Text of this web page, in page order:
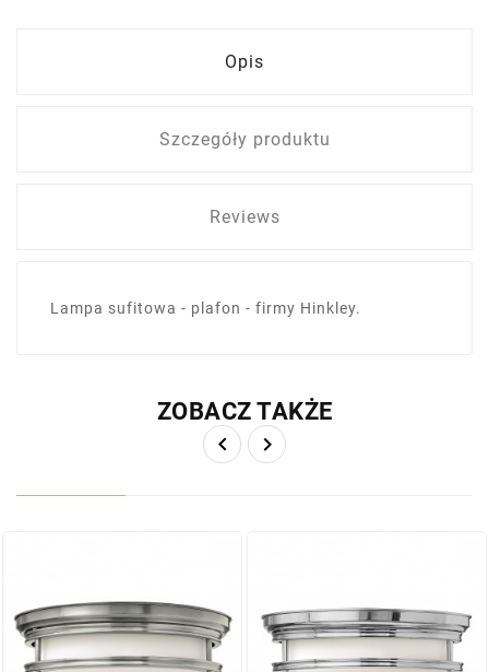
Opis
Szczegóły produktu
Reviews
Lampa sufitowa - plafon - firmy Hinkley.
ZOBACZ TAKŻE
 